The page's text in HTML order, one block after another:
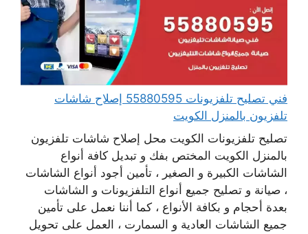
فني تصليح تلفزيونات 55880595 إصلاح شاشات
تلفزيون بالمنزل الكويت
تصليح تلفزيونات الكويت محل إصلاح شاشات تلفزيون
بالمنزل الكويت المختص بفك و تبديل كافة أنواع
الشاشات الكبيرة و الصغير ، تأمين أجود أنواع الشاشات
، صيانة و تصليح جميع أنواع التلفزيونات و الشاشات
بعدة أحجام و بكافة الأنواع ، كما أننا نعمل على تأمين
جميع الشاشات العادية و السمارت ، العمل على تحويل